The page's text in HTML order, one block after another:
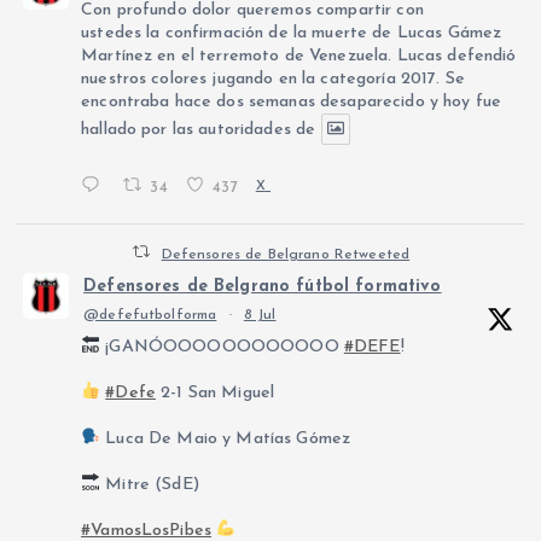
Con profundo dolor queremos compartir con
ustedes la confirmación de la muerte de Lucas Gámez
Martínez en el terremoto de Venezuela. Lucas defendió
nuestros colores jugando en la categoría 2017. Se
encontraba hace dos semanas desaparecido y hoy fue
hallado por las autoridades de
34 437 X
Defensores de Belgrano Retweeted
Defensores de Belgrano fútbol formativo
@defefutbolforma · 8 Jul
¡GANÓOOOOOOOOOOOO #DEFE!
#Defe 2-1 San Miguel
Luca De Maio y Matías Gómez
Mitre (SdE)
#VamosLosPibes